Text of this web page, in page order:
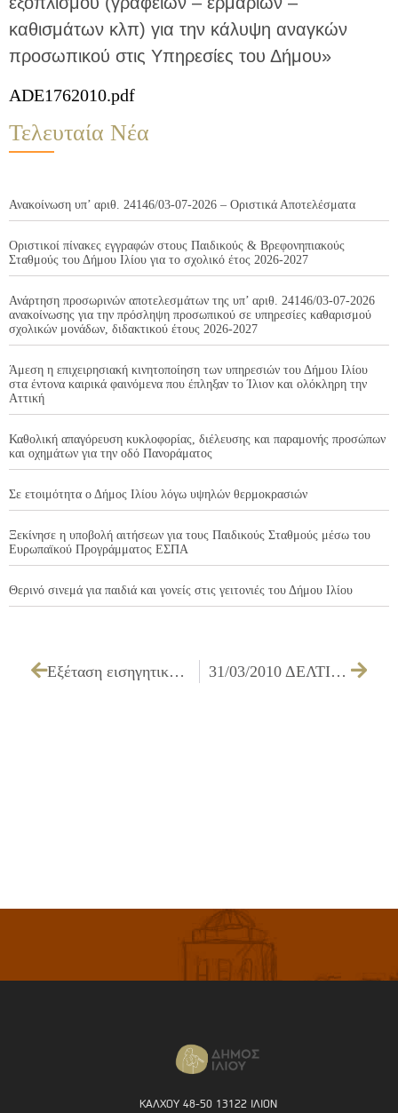
καθισμάτων κλπ) για την κάλυψη αναγκών
προσωπικού στις Υπηρεσίες του Δήμου»
ADE1762010.pdf
Τελευταία Νέα
Ανακοίνωση υπ’ αριθ. 24146/03-07-2026 – Οριστικά Αποτελέσματα
Οριστικοί πίνακες εγγραφών στους Παιδικούς & Βρεφονηπιακούς
Σταθμούς του Δήμου Ιλίου για το σχολικό έτος 2026-2027
Ανάρτηση προσωρινών αποτελεσμάτων της υπ’ αριθ. 24146/03-07-2026
ανακοίνωσης για την πρόσληψη προσωπικού σε υπηρεσίες καθαρισμού
σχολικών μονάδων, διδακτικού έτους 2026-2027
Άμεση η επιχειρησιακή κινητοποίηση των υπηρεσιών του Δήμου Ιλίου
στα έντονα καιρικά φαινόμενα που έπληξαν το Ίλιον και ολόκληρη την
Αττική
Καθολική απαγόρευση κυκλοφορίας, διέλευσης και παραμονής προσώπων
και οχημάτων για την οδό Πανοράματος
Σε ετοιμότητα ο Δήμος Ιλίου λόγω υψηλών θερμοκρασιών
Ξεκίνησε η υποβολή αιτήσεων για τους Παιδικούς Σταθμούς μέσω του
Ευρωπαϊκού Προγράμματος ΕΣΠΑ
Θερινό σινεμά για παιδιά και γονείς στις γειτονιές του Δήμου Ιλίου
Εξέταση εισηγητικού της επιτροπής αξιολόγησης διαγωνισμού για την ένσταση του υποψηφίου προμηθευτή «Παρκοτεχνική Α.Ε.» που αφορά το διαγωνισμό για την «Προμήθεια παγκακιών κοινοχρήστων χώρων» 31/03/2010 ΔΕΛΤΙΟ ΤΥΠΟΥ ΓΙΑ ΤΗ ΣΥΜΜΕΤΟΧΗ ΤΟΥ ΔΗΜΑΡΧΟΥ ΙΛΙΟΥ ΣΤΗ ΣΥΝΑΝΤΗΣΗ ΕΡΓΑΣΙΑΣ ΓΙΑ ΤΟ ΠΑΙΔΙ
ΚΑΛΧΟΥ 48-50 13122 ΙΛΙΟΝ